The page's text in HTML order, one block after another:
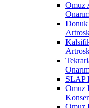
Omuz
Donuk
SLAP
Omuz